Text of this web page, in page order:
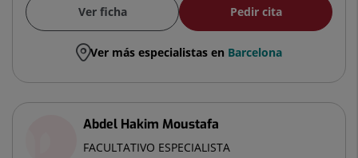
Ver ficha Pedir cita
Ver más especialistas en Barcelona
Abdel Hakim Moustafa
FACULTATIVO ESPECIALISTA